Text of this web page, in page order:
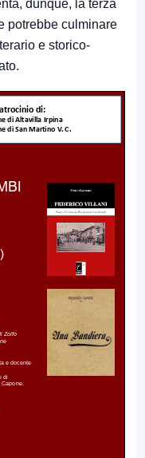
dunque, la terza
potrebbe culminare
e storico-